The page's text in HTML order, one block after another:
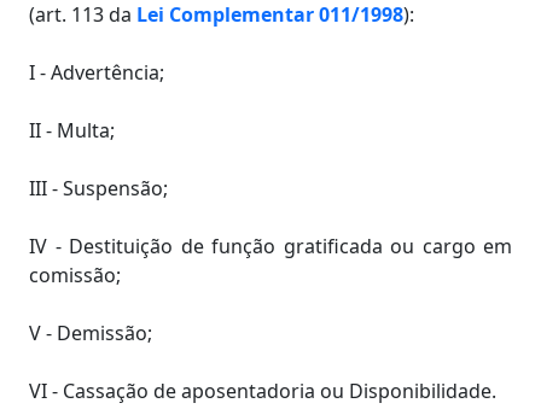
(art. 113 da Lei Complementar 011/1998):
I - Advertência;
II - Multa;
III - Suspensão;
IV - Destituição de função gratificada ou cargo em
comissão;
V - Demissão;
VI - Cassação de aposentadoria ou Disponibilidade.